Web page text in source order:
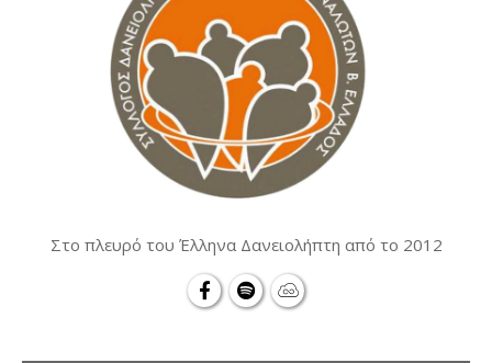
Στο πλευρό του Έλληνα Δανειολήπτη από το 2012